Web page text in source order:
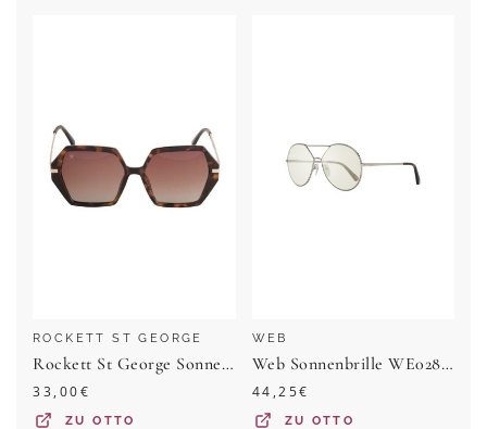
ROCKETT ST GEORGE
Rockett St George Sonnenbrille Rockett St George sechseckige, große Sonnenbrille (1-St)
33,00€
ZUOTTO
WEB
Web Sonnenbrille WE0286 5732Q
44,25€
ZU OTTO